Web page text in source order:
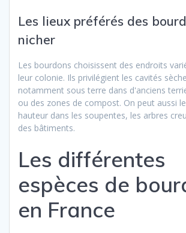
Les lieux préférés des
nicher
Les bourdons choisissent des endroits
leur colonie. Ils privilégient les cavités
notamment sous terre dans d'anciens
ou des zones de compost. On peut aussi
hauteur dans les soupentes, les arbres
des bâtiments.
Les différentes
espèces de
en France